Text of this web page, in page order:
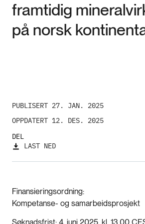
framtidig
på norsk
PUBLISERT 27. JAN. 2025
OPPDATERT 12. DES. 2025
DEL
LAST NED
Finansieringsordning
Kompetanse- og samarbeidsprosjekt
Søknadsfrist 4. juni 2025, kl. 13.00